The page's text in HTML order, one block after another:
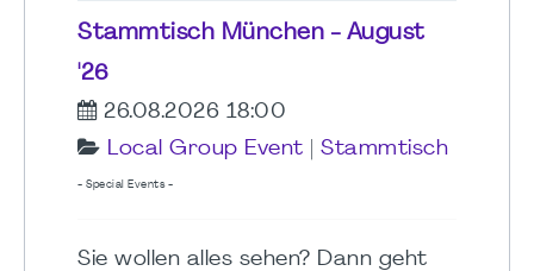
Stammtisch München - August
'26
26.08.2026 18:00
Local Group Event
Stammtisch
- Special Events -
Sie wollen alles sehen? Dann geht